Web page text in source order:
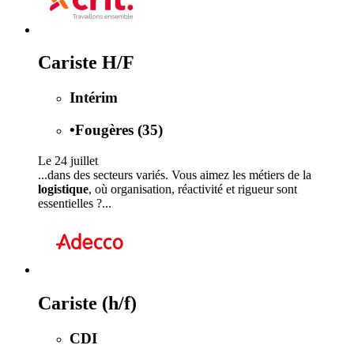
Cariste H/F
Intérim
•Fougères (35)
Le 24 juillet
...dans des secteurs variés. Vous aimez les métiers de la
logistique, où organisation, réactivité et rigueur sont
essentielles ?...
Cariste (h/f)
CDI